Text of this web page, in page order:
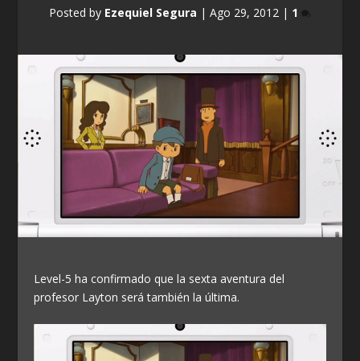
Posted by Ezequiel Segura | Ago 29, 2012 | 1
Level-5 ha confirmado que la sexta aventura del
profesor Layton será también la última.